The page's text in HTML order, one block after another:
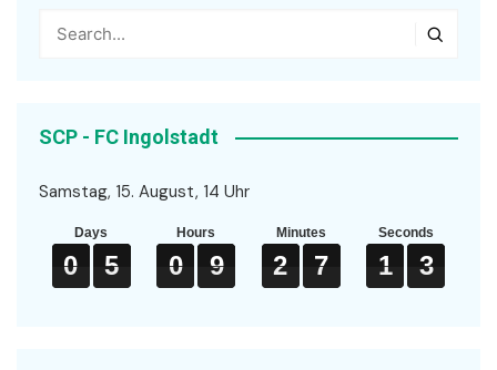
SCP - FC Ingolstadt
Samstag, 15. August, 14 Uhr
Days
0
0
0
0 5
5
5
5
Hours
0
0
0
0 9
9
9
9
Minutes
2
2
2
2 7
7
7
7
Seconds
1
1
1
1 2
3
2
3